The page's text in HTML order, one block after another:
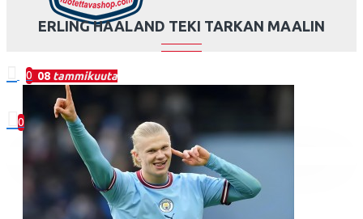
0
0 kohde(tta) - 0.00€
0
Ostoskorisi on tyhjä!
ERLING HAALAND TEKI TARKAN MAALIN
08 tammikuuta